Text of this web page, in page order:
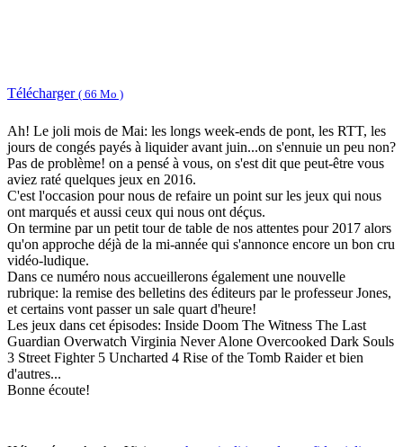
Télécharger ( 66 Mo )
Ah! Le joli mois de Mai: les longs week-ends de pont, les RTT, les
jours de congés payés à liquider avant juin...on s'ennuie un peu non?
Pas de problème! on a pensé à vous, on s'est dit que peut-être vous
aviez raté quelques jeux en 2016.
C'est l'occasion pour nous de refaire un point sur les jeux qui nous
ont marqués et aussi ceux qui nous ont déçus.
On termine par un petit tour de table de nos attentes pour 2017 alors
qu'on approche déjà de la mi-année qui s'annonce encore un bon cru
vidéo-ludique.
Dans ce numéro nous accueillerons également une nouvelle
rubrique: la remise des belletins des éditeurs par le professeur Jones,
et certains vont passer un sale quart d'heure!
Les jeux dans cet épisodes: Inside Doom The Witness The Last
Guardian Overwatch Virginia Never Alone Overcooked Dark Souls
3 Street Fighter 5 Uncharted 4 Rise of the Tomb Raider et bien
d'autres...
Bonne écoute!